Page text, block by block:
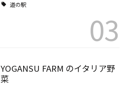
道の駅
03
YOGANSU FARM のイタリア野
菜